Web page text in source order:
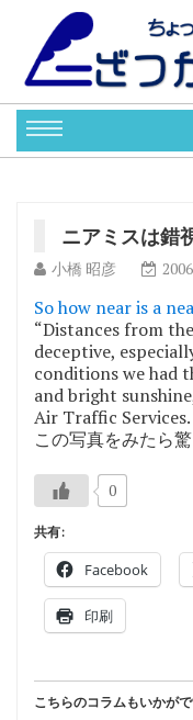
ニアミスは錯
小橋 昭彦
So how near is a
“Distances from
deceptive,
conditions we had
and bright
Air Traffic Services.
この写真をみたら
0
共有:
Facebook
印刷
こちらのコラムもいかが